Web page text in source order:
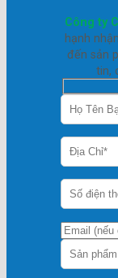
Công ty
hạnh
đến sản
tin,